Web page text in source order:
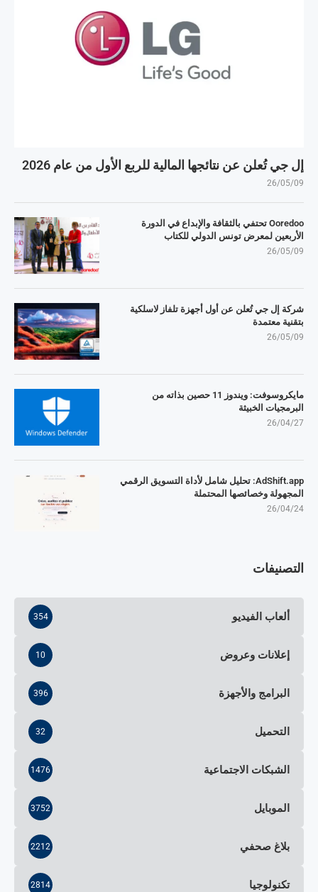
إل جي تُعلن عن نتائجها المالية للربع الأول من عام 2026
26/05/09
Ooredoo تحتفي بالثقافة والإبداع في الدورة
الأربعين لمعرض تونس الدولي للكتاب
26/05/09
شركة إل جي تُعلن عن أول أجهزة تلفاز لاسلكية
بتقنية معتمدة
26/05/09
مايكروسوفت: ويندوز 11 حصين بذاته من
البرمجيات الخبيثة
26/04/27
AdShift.app: تحليل شامل لأداة التسويق الرقمي
المجهولة وخصائصها المحتملة
26/04/24
التصنيفات
ألعاب الفيديو 354
إعلانات وعروض 10
البرامج والأجهزة 396
التحميل 32
الشبكات الاجتماعية 1476
الموبايل 3752
بلاغ صحفي 2212
تكنولوجيا 2814